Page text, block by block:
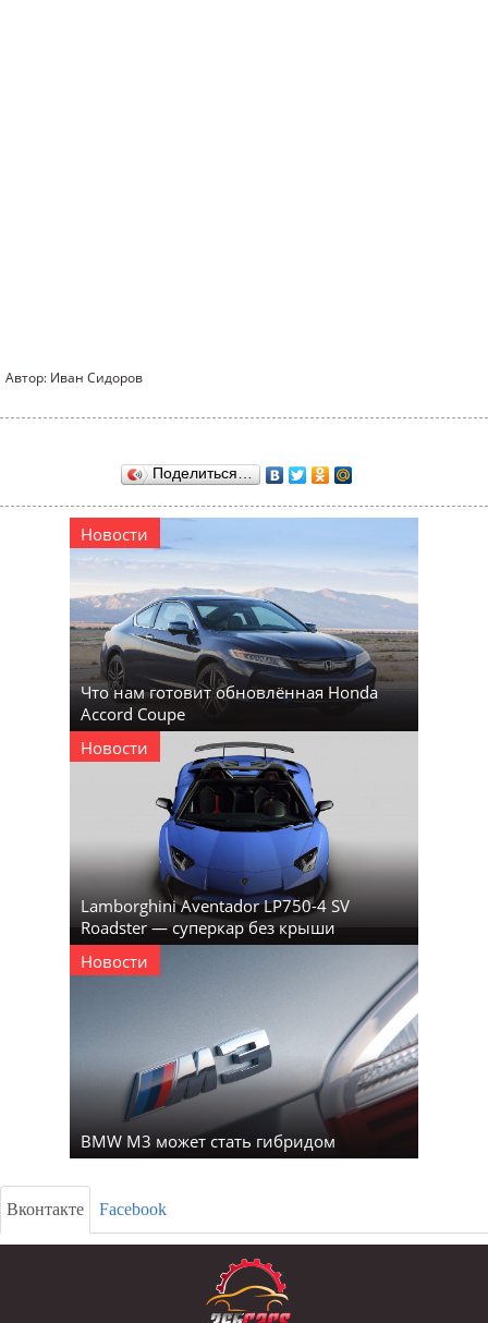
Автор: Иван Сидоров
Поделиться…
Новости
Что нам готовит обновлённая Honda
Accord Coupe
Новости
Lamborghini Aventador LP750-4 SV
Roadster — суперкар без крыши
Новости
BMW M3 может стать гибридом
Вконтакте Facebook